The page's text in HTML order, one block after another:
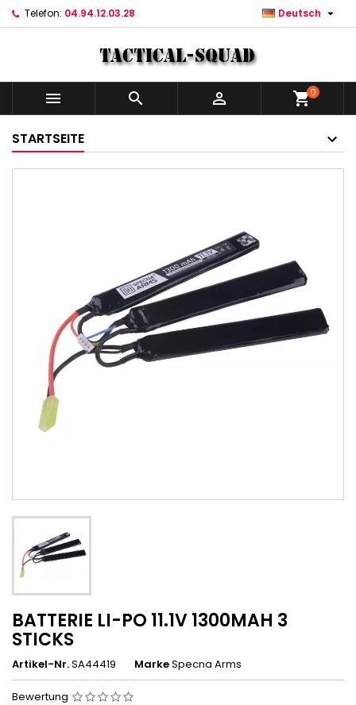
Telefon: 04.94.12.03.28 Deutsch 
   shopping_cart0
STARTSEITE
BATTERIE LI-PO 11.1V 1300MAH 3
STICKS
Artikel-Nr.SA44419 MarkeSpecna Arms
Bewertung